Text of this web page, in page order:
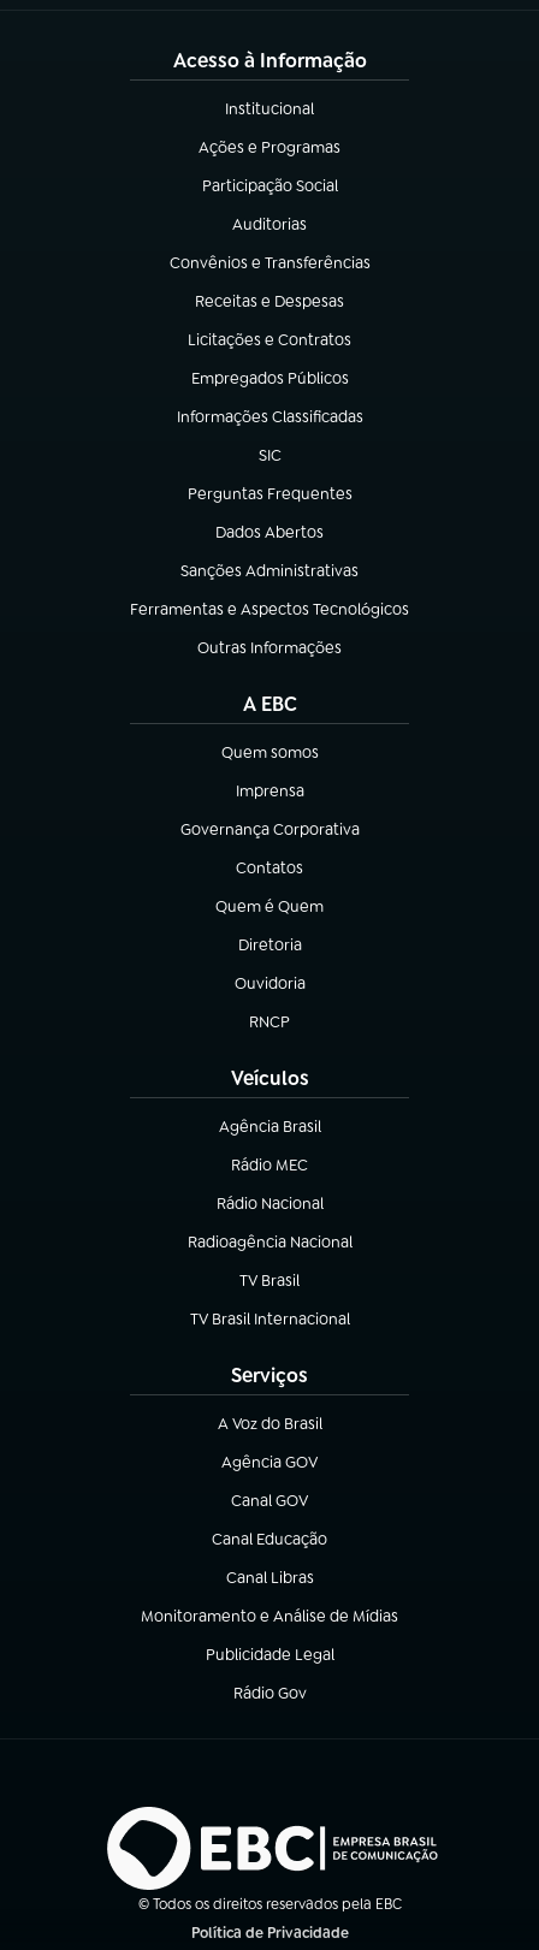
Acesso à Informação
Institucional
(abre em nova aba)
Ações e Programas
(abre em nova aba)
Participação Social
(abre em nova aba)
Auditorias
(abre em nova aba)
Convênios e Transferências
(abre em nova aba)
Receitas e Despesas
(abre em nova aba)
Licitações e Contratos
(abre em nova aba)
Empregados Públicos
(abre em nova aba)
Informações Classificadas
(abre em nova aba)
SIC
(abre em nova aba)
Perguntas Frequentes
(abre em nova aba)
Dados Abertos
(abre em nova aba)
Sanções Administrativas
(abre em nova aba)
Ferramentas e Aspectos Tecnológicos
(abre em nova aba)
Outras Informações
(abre em nova aba)
A EBC
Quem somos
(abre em nova aba)
Imprensa
(abre em nova aba)
Governança Corporativa
(abre em nova aba)
Contatos
(abre em nova aba)
Quem é Quem
(abre em nova aba)
Diretoria
(abre em nova aba)
Ouvidoria
(abre em nova aba)
RNCP
(abre em nova aba)
Veículos
Agência Brasil
(abre em nova aba)
Rádio MEC
(abre em nova aba)
Rádio Nacional
Radioagência Nacional
(abre em nova aba)
TV Brasil
(abre em nova aba)
TV Brasil Internacional
(abre em nova aba)
Serviços
A Voz do Brasil
(abre em nova aba)
Agência GOV
(abre em nova aba)
Canal GOV
(abre em nova aba)
Canal Educação
(abre em nova aba)
Canal Libras
(abre em nova aba)
Monitoramento e Análise de Mídias
(abre em nova aba)
Publicidade Legal
(abre em nova aba)
Rádio Gov
(abre em nova aba)
© Todos os direitos reservados pela EBC
Política de Privacidade